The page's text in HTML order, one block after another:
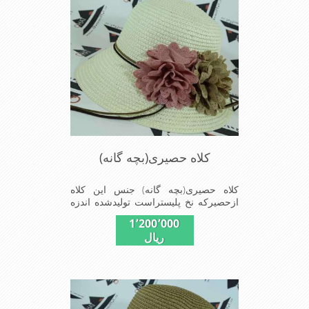
کلاه حصیری(بچه گانه)
کلاه حصیری(بچه گانه) جنس این کلاه
ازحصیرکه نخ پلیستراست تولیدشده اندزه
کلاه مخصوص دختربچه های شیک پوش
است سبک ودارای لبه های بلند برای جلو
1٬200٬000
ریال